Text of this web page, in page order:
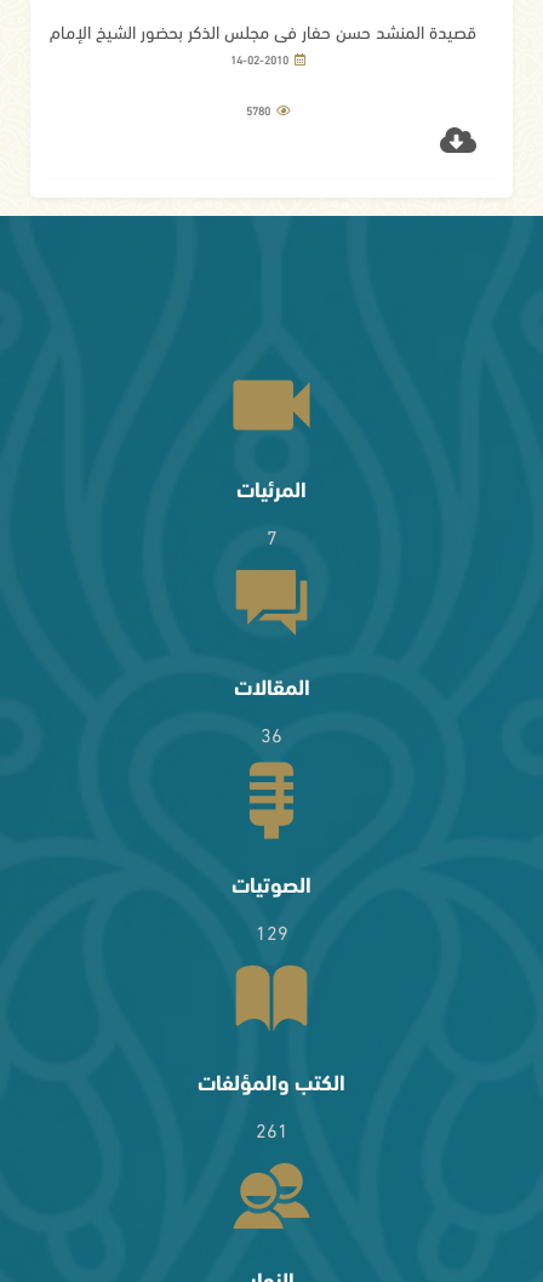
قصيدة المنشد حسن حفار في مجلس الذكر بحضور الشيخ الإمام
14-02-2010
5780
المرئيات
7
المقالات
36
الصوتيات
129
الكتب والمؤلفات
261